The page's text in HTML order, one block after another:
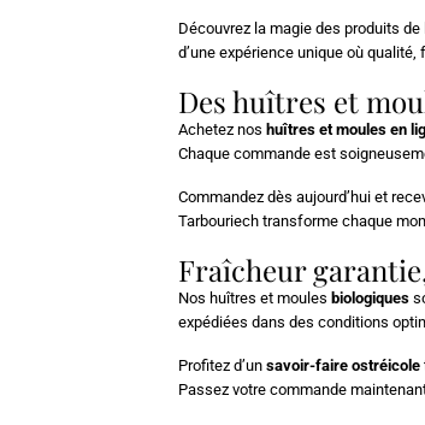
Découvrez la magie des produits
d’une expérience unique où
Des huîtres et
Achetez nos huîtres et moules en
Chaque commande est
Commandez dès aujourd’hui et
Tarbouriech transforme chaque
Fraîcheur
Nos huîtres et moules biologiques
expédiées dans des conditions
Profitez d’unsavoir-faire ostréicole
Passez votre commande